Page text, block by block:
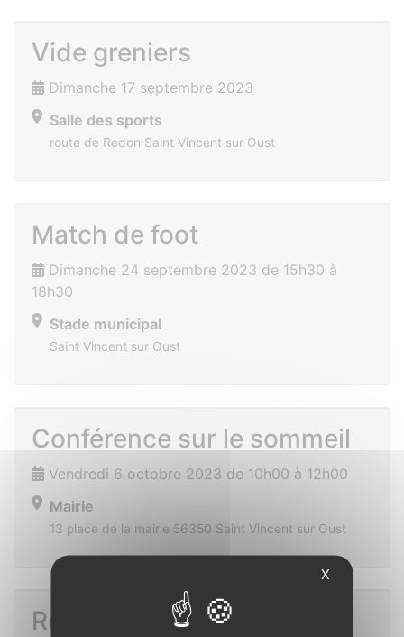
Vide greniers
Dimanche 17 septembre 2023
Salle des sports
route de Redon Saint Vincent sur Oust
Match de foot
Dimanche 24 septembre 2023 de 15h30 à
18h30
Stade municipal
Saint Vincent sur Oust
Conférence sur le sommeil
Vendredi 6 octobre 2023 de 10h00 à 12h00
Mairie
13 place de la mairie 56350 Saint Vincent sur Oust
Repas du CCAS 2023
X